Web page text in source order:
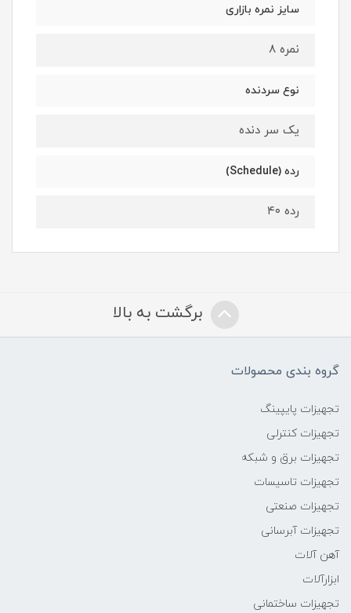
سایز نمره بازاری
نمره ۸
نوع سردنده
یک سر دنده
رده (Schedule)
رده ۴۰
برگشت به بالا
گروه بندی محصولات
تجهیزات پایپینگ
تجهیزات کنترلی
تجهیزات برق و شبکه
تجهیزات تاسیسات
تجهیزات صنعتی
تجهیزات آبرسانی
آهن آلات
ابزارآلات
تجهیزات ساختمانی